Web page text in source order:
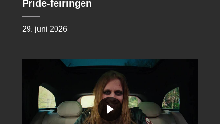
Pride-feiringen
29. juni 2026